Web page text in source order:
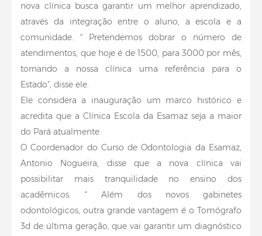
nova clínica busca garantir um melhor aprendizado,
através da integração entre o aluno, a escola e a
comunidade. “ Pretendemos dobrar o número de
atendimentos, que hoje é de 1500, para 3000 por mês,
tornando a nossa clínica uma referência para o
Estado”, disse ele.
Ele considera a inauguração um marco histórico e
acredita que a Clínica Escola da Esamaz seja a maior
do Pará atualmente.
O Coordenador do Curso de Odontologia da Esamaz,
Antonio Nogueira, disse que a nova clínica vai
possibilitar mais tranquilidade no ensino dos
acadêmicos. “ Além dos novos gabinetes
odontológicos, outra grande vantagem é o Tomógrafo
3d de última geração, que vai garantir um diagnóstico